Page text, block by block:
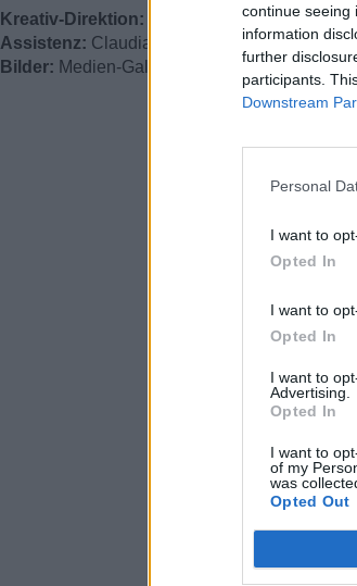
continue seeing
information
further
participants.
Downstream
Personal
I want to
Opted In
I want to
Opted In
I want to
Advertising.
Opted In
I want to
of my
was
Opted Out
Kreativ-Direktion:
Alexander Seidel
Assistenz: Claudia Grenz, Rafaele
Bilder: Medien-Galerie A. Seidel